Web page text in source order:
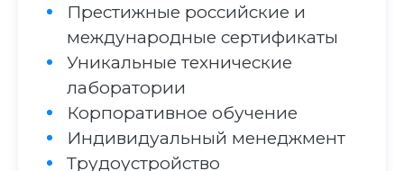
Престижные российские и
международные сертификаты
Уникальные технические
лаборатории
Корпоративное обучение
Индивидуальный менеджмент
Трудоустройство